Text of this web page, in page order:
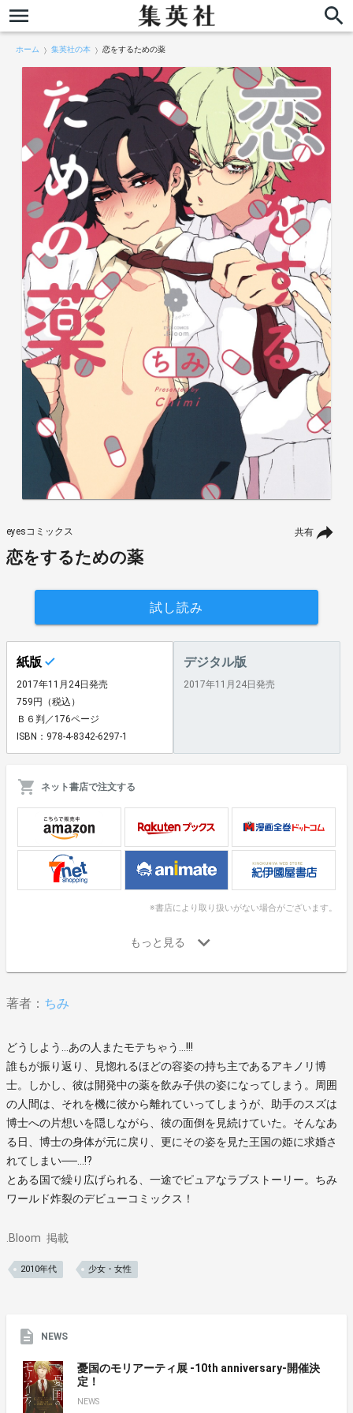
ホーム 集英社の本 恋をするための薬
共有
eyesコミックス
恋をするための薬
試し読み
紙版
2017年11月24日発売
759円（税込）
Ｂ６判／176ページ
ISBN：978-4-8342-6297-1
デジタル版
2017年11月24日発売
ネット書店で注文する
※書店により取り扱いがない場合がございます。
著者： ちみ
どうしよう…あの人またモテちゃう…!!!
誰もが振り返り、見惚れるほどの容姿の持ち主であるアキノリ博
士。しかし、彼は開発中の薬を飲み子供の姿になってしまう。周囲
の人間は、それを機に彼から離れていってしまうが、助手のスズは
博士への片想いを隠しながら、彼の面倒を見続けていた。そんなあ
る日、博士の身体が元に戻り、更にその姿を見た王国の姫に求婚さ
れてしまい──…!?
とある国で繰り広げられる、一途でピュアなラブストーリー。ちみ
ワールド炸裂のデビューコミックス！
.Bloom 掲載
2010年代 少女・女性
NEWS
憂国のモリアーティ展 -10th anniversary-開催決
定！
NEWS